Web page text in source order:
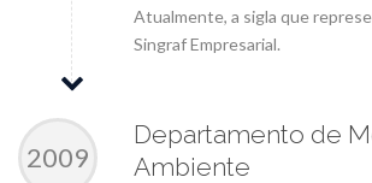
Atualmente, a sigla que
Singraf Empresarial.
2009
Departamento de
Ambiente